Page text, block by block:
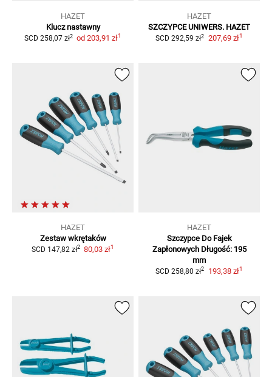
HAZET
Klucz nastawny
SCD 258,07 zł2 od 203,91 zł1
HAZET
SZCZYPCE UNIWERS. HAZET
SCD 292,59 zł2 207,69 zł1
HAZET
Zestaw wkrętaków
SCD 147,82 zł2 80,03 zł1
HAZET
Szczypce Do Fajek
Zapłonowych Długość: 195
mm
SCD 258,80 zł2 193,38 zł1